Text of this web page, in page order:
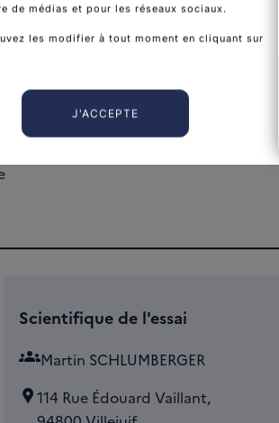
Scientifique de l'essai
groupsMartin SCHLUMBERGER
114 Rue Édouard Vaillant,
de médias et pour les réseaux sociaux.
les modifier à tout moment en cliquant sur
J'ACCEPTE